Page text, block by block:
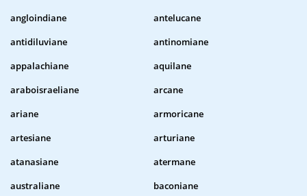
angloindiane
antelucane
antidiluviane
antinomiane
appalachiane
aquilane
araboisraeliane
arcane
ariane
armoricane
artesiane
arturiane
atanasiane
atermane
australiane
baconiane